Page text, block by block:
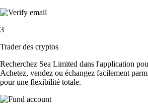
3
Trader des cryptos
Recherchez Sea Limited dans l'application
Achetez, vendez ou échangez facilement
pour une flexibilité totale.